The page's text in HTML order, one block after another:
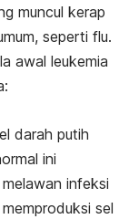
muncul kerap
seperti flu.
awal leukemia
darah putih
ini
infeksi
sel